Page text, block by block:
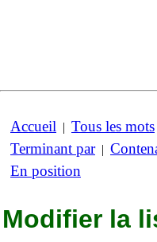
Accueil | Tous les mots
Terminant par|
En position
Modifier la